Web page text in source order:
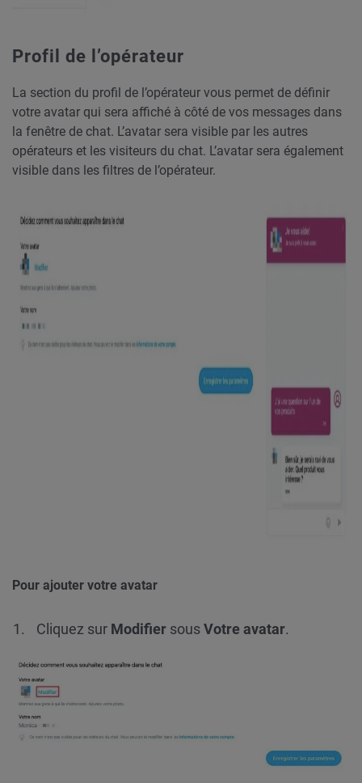
Profil de l’opérateur
La section du profil de l’opérateur vous permet de définir
votre avatar qui sera affiché à côté de vos messages dans
la fenêtre de chat. L’avatar sera visible par les autres
opérateurs et les visiteurs du chat. L’avatar sera également
visible dans les filtres de l’opérateur.
Pour ajouter votre avatar
Cliquez sur Modifier sousVotre avatar.